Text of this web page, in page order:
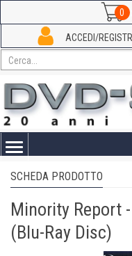
0
ACCEDI/
Toggle
SCHEDA PRODOTTO
Minority Report
(Blu-Ray Disc)